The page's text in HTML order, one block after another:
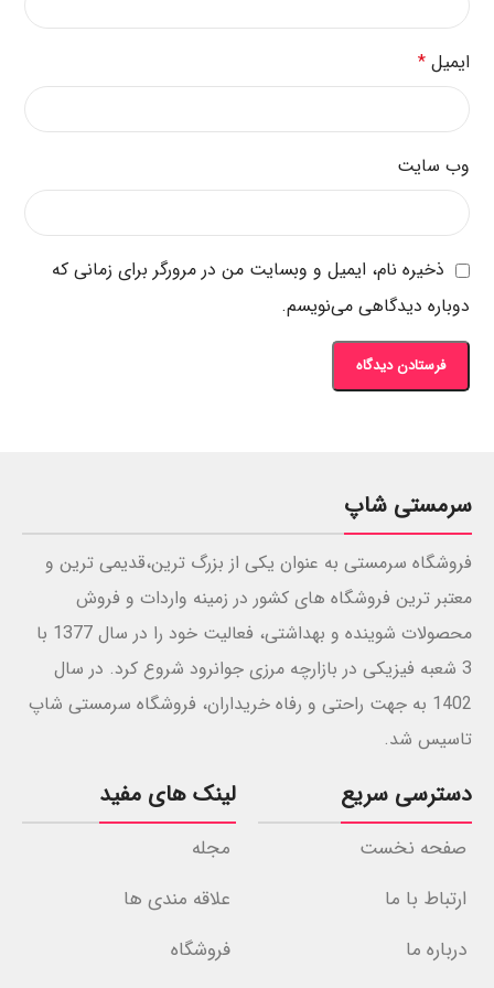
ایمیل*
وب‌ سایت
ذخیره نام، ایمیل و وبسایت من در مرورگر برای زمانی که
دوباره دیدگاهی می‌نویسم.
سرمستی شاپ
فروشگاه سرمستی به عنوان یکی از بزرگ ترین،قدیمی ترین و
معتبر ترین فروشگاه های کشور در زمینه واردات و فروش
محصولات شوینده و بهداشتی، فعالیت خود را در سال 1377 با
3 شعبه فیزیکی در بازارچه مرزی جوانرود شروع کرد. در سال
1402 به جهت راحتی و رفاه خریداران، فروشگاه سرمستی شاپ
تاسیس شد.
دسترسی سریع
صفحه نخست
ارتباط با ما
درباره ما
لینک های مفید
مجله
علاقه مندی ها
فروشگاه